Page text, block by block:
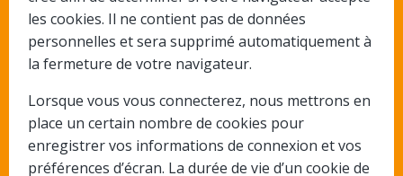
les cookies. Il ne contient pas de données
personnelles et sera supprimé automatiquement à
la fermeture de votre navigateur.
Lorsque vous vous connecterez, nous mettrons en
place un certain nombre de cookies pour
enregistrer vos informations de connexion et vos
préférences d’écran. La durée de vie d’un cookie de